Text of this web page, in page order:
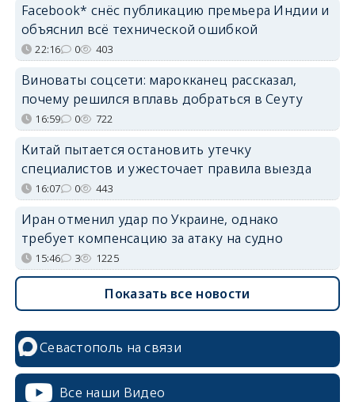
Facebook* снёс публикацию премьера Индии и
объяснил всё технической ошибкой
22:16 0 403
Виноваты соцсети: марокканец рассказал,
почему решился вплавь добраться в Сеуту
16:59 0 722
Китай пытается остановить утечку
специалистов и ужесточает правила выезда
16:07 0 443
Иран отменил удар по Украине, однако
требует компенсацию за атаку на судно
15:46 3 1225
Показать все новости
Севастополь на связи
Все наши Видео